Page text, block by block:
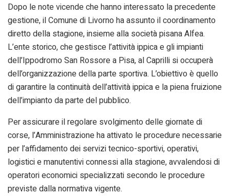
Dopo le note vicende che hanno interessato la precedente
gestione, il Comune di Livorno ha assunto il coordinamento
diretto della stagione, insieme alla società pisana Alfea.
L’ente storico, che gestisce l’attività ippica e gli impianti
dell’Ippodromo San Rossore a Pisa, al Caprilli si occuperà
dell’organizzazione della parte sportiva. L’obiettivo è quello
di garantire la continuità dell’attività ippica e la piena fruizione
dell’impianto da parte del pubblico.
Per assicurare il regolare svolgimento delle giornate di
corse, l’Amministrazione ha attivato le procedure necessarie
per l’affidamento dei servizi tecnico-sportivi, operativi,
logistici e manutentivi connessi alla stagione, avvalendosi di
operatori economici specializzati secondo le procedure
previste dalla normativa vigente.